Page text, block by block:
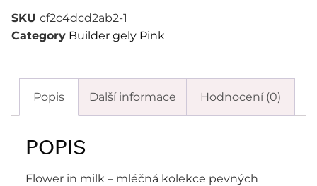
SKU cf2c4dcd2ab2-1
Category Builder gely Pink
Popis Další informace Hodnocení (0)
POPIS
Flower in milk – mléčná kolekce pevných